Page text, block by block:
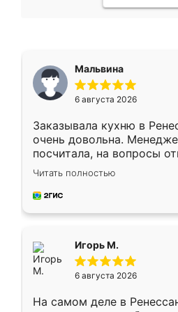
Мальвина
6 августа 2026
Заказывала кухню в
очень довольна.
посчитала, на вопросы
Замерщик приехал в
делу со всей
за день, ребята работали
Читать полностью
Игорь М.
6 августа 2026
На самом деле в